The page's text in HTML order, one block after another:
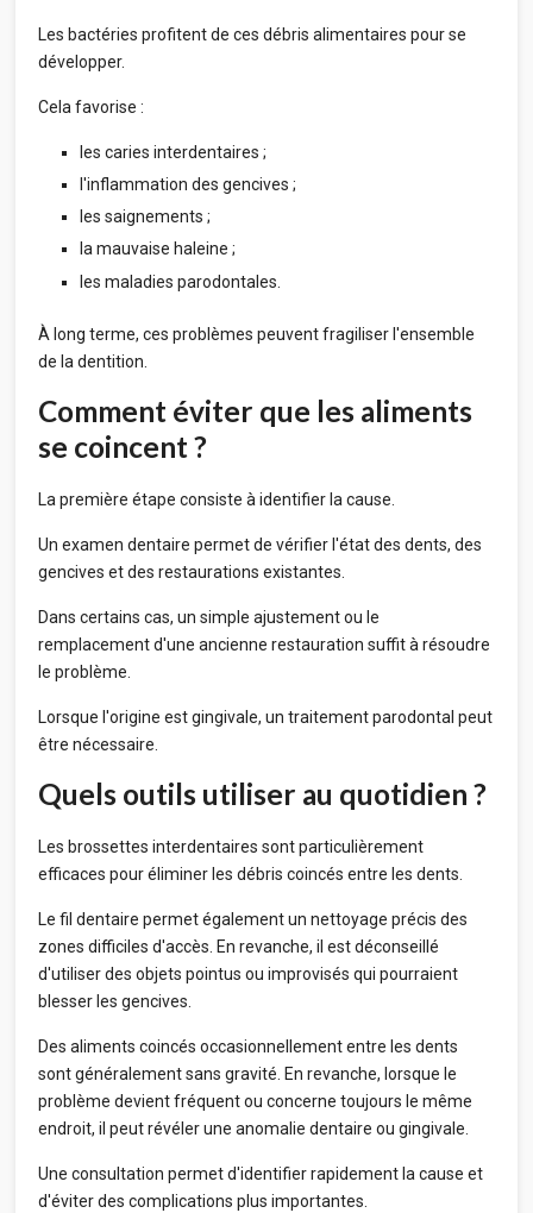
Les bactéries profitent de ces débris alimentaires pour se
développer.
Cela favorise :
les caries interdentaires ;
l'inflammation des gencives ;
les saignements ;
la mauvaise haleine ;
les maladies parodontales.
À long terme, ces problèmes peuvent fragiliser l'ensemble
de la dentition.
Comment éviter que les aliments
se coincent ?
La première étape consiste à identifier la cause.
Un examen dentaire permet de vérifier l'état des dents, des
gencives et des restaurations existantes.
Dans certains cas, un simple ajustement ou le
remplacement d'une ancienne restauration suffit à résoudre
le problème.
Lorsque l'origine est gingivale, un traitement parodontal peut
être nécessaire.
Quels outils utiliser au quotidien ?
Les brossettes interdentaires sont particulièrement
efficaces pour éliminer les débris coincés entre les dents.
Le fil dentaire permet également un nettoyage précis des
zones difficiles d'accès. En revanche, il est déconseillé
d'utiliser des objets pointus ou improvisés qui pourraient
blesser les gencives.
Des aliments coincés occasionnellement entre les dents
sont généralement sans gravité. En revanche, lorsque le
problème devient fréquent ou concerne toujours le même
endroit, il peut révéler une anomalie dentaire ou gingivale.
Une consultation permet d'identifier rapidement la cause et
d'éviter des complications plus importantes.